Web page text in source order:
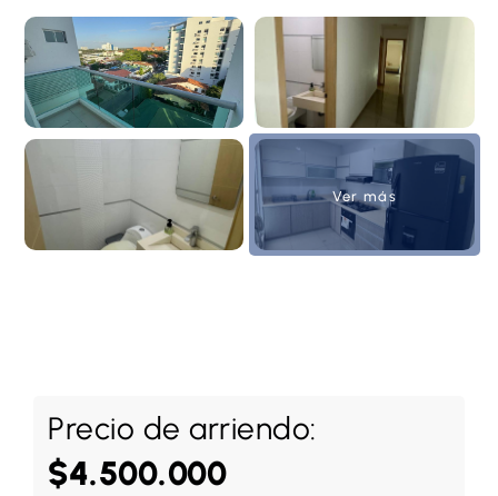
Ver más
Precio de arriendo:
$4.500.000